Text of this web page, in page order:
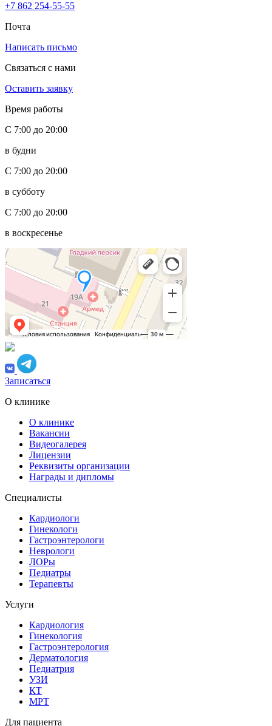
+7 862 254-55-55
Почта
Написать письмо
Связаться с нами
Оставить заявку
Время работы
С 7:00 до 20:00
в будни
С 7:00 до 20:00
в субботу
С 7:00 до 20:00
в воскресенье
Записаться
О клинике
О клинике
Вакансии
Видеогалерея
Лицензии
Реквизиты организации
Награды и дипломы
Специалисты
Кардиологи
Гинекологи
Гастроэнтерологи
Неврологи
ЛОРы
Педиатры
Терапевты
Услуги
Кардиология
Гинекология
Гастроэнтерология
Дерматология
Педиатрия
УЗИ
КТ
МРТ
Для пациента